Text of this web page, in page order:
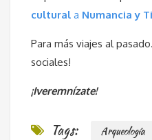
cultural a Numancia y
Para más viajes al
sociales!
¡Iveremnízate!
Tags: Arqueología